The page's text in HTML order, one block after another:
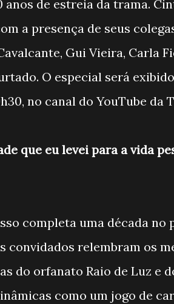
anos de estreia da trama.
a presença de seus
Gui Vieira, Carla
O especial será
no canal do YouTube da
que eu levei para a vida
completa uma década no
convidados relembram os
do orfanato Raio de Luz e
como um jogo de